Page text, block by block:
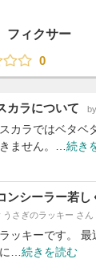
ィクサー
0
カラについて
カラではベタベ
ません。… 続き
ンシーラー若
うさぎのラッキー さん
ッキーです。
… 続きを読む